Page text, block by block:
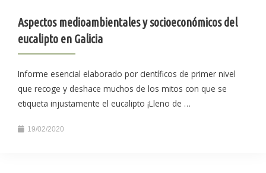
Aspectos medioambientales y socioeconómicos del
eucalipto en Galicia
Informe esencial elaborado por científicos de primer nivel
que recoge y deshace muchos de los mitos con que se
etiqueta injustamente el eucalipto ¡Lleno de …
19/02/2020